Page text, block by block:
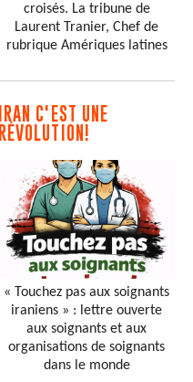
croisés. La tribune de
Laurent Tranier, Chef de
rubrique Amériques latines
IRAN C'EST UNE
RÉVOLUTION!
« Touchez pas aux soignants
iraniens » : lettre ouverte
aux soignants et aux
organisations de soignants
dans le monde